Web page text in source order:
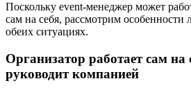
Поскольку event-менеджер может
сам на себя, рассмотрим особенности
обеих ситуациях.
Организатор работает сам на
руководит компанией